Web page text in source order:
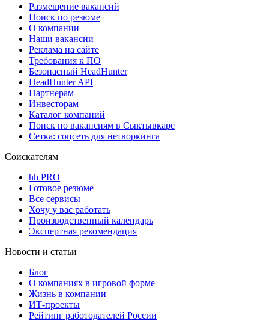
Размещение вакансий
Поиск по резюме
О компании
Наши вакансии
Реклама на сайте
Требования к ПО
Безопасный HeadHunter
HeadHunter API
Партнерам
Инвесторам
Каталог компаний
Поиск по вакансиям в Сыктывкаре
Сетка: соцсеть для нетворкинга
Соискателям
hh PRO
Готовое резюме
Все сервисы
Хочу у вас работать
Производственный календарь
Экспертная рекомендация
Новости и статьи
Блог
О компаниях в игровой форме
Жизнь в компании
ИТ-проекты
Рейтинг работодателей России